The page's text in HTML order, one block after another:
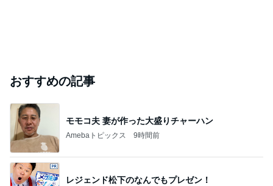
おすすめの記事
モモコ夫 妻が作った大盛りチャーハン
Amebaトピックス 9時間前
レジェンド松下のなんでもプレゼン！